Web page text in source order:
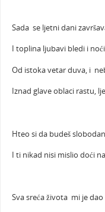
Sada se ljetni dani
I toplina ljubavi bledi i
Od istoka vetar duva, i
Iznad glave oblaci rastu,
Hteo si da budeš
I ti nikad nisi mislio doći
Sva sreća života mi je